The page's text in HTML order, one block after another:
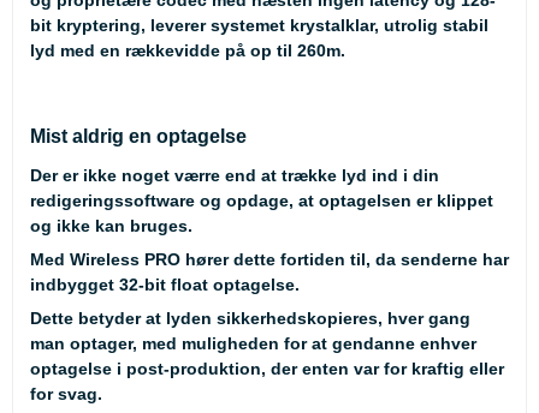
bit kryptering, leverer systemet krystalklar, utrolig stabil
lyd med en rækkevidde på op til 260m.
Mist aldrig en optagelse
Der er ikke noget værre end at trække lyd ind i din
redigeringssoftware og opdage, at optagelsen er klippet
og ikke kan bruges.
Med Wireless PRO hører dette fortiden til, da senderne har
indbygget 32-bit float optagelse.
Dette betyder at lyden sikkerhedskopieres, hver gang
man optager, med muligheden for at gendanne enhver
optagelse i post-produktion, der enten var for kraftig eller
for svag.